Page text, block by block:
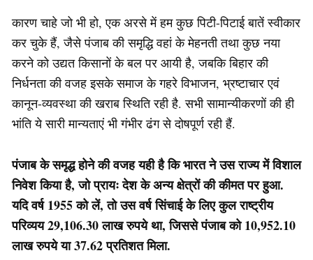
कारण चाहे जो भी हो, एक अरसे में हम कुछ पिटी-पिटाई बातें स्वीकार
कर चुके हैं, जैसे पंजाब की समृद्धि वहां के मेहनती तथा कुछ नया
करने को उद्यत किसानों के बल पर आयी है, जबकि बिहार की
निर्धनता की वजह इसके समाज के गहरे विभाजन, भ्रष्टाचार एवं
कानून-व्यवस्था की खराब स्थिति रही है. सभी सामान्यीकरणों की ही
भांति ये सारी मान्यताएं भी गंभीर ढंग से दोषपूर्ण रही हैं.
पंजाब के समृद्ध होने की वजह यही है कि भारत ने उस राज्य में विशाल
निवेश किया है, जो प्रायः देश के अन्य क्षेत्रों की कीमत पर हुआ.
यदि वर्ष 1955 को लें, तो उस वर्ष सिंचाई के लिए कुल राष्ट्रीय
परिव्यय 29,106.30 लाख रुपये था, जिससे पंजाब को 10,952.10
लाख रुपये या 37.62 प्रतिशत मिला.